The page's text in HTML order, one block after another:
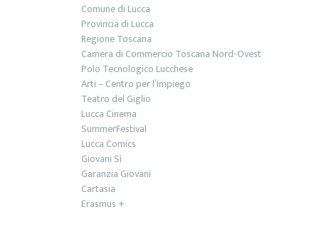
Comune di Lucca
Provincia di Lucca
Regione Toscana
Camera di Commercio Toscana Nord-Ovest
Polo Tecnologico Lucchese
Arti – Centro per l’Impiego
Teatro del Giglio
Lucca Cinema
SummerFestival
Lucca Comics
Giovani Sì
Garanzia Giovani
Cartasia
Erasmus +